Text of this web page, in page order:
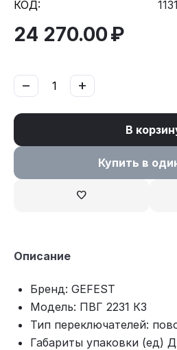
КОД:
24 270.00₽
+
−
В
Купить в
Описание
Бренд: GEFEST
Модель: ПВГ 2231 К3
Тип переключателей:
Габариты упаковки (ед)